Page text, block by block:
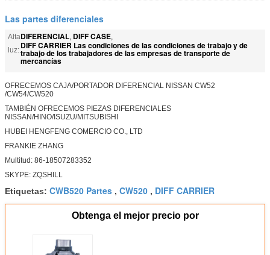
Las partes diferenciales
Alta
luz:
DIFERENCIAL, DIFF CASE,
DIFF CARRIER Las condiciones de las condiciones de trabajo y de
trabajo de los trabajadores de las empresas de transporte de
mercancías
OFRECEMOS CAJA/PORTADOR DIFERENCIAL NISSAN CW52
/CW54/CW520
TAMBIÉN OFRECEMOS PIEZAS DIFERENCIALES
NISSAN/HINO/ISUZU/MITSUBISHI
HUBEI HENGFENG COMERCIO CO., LTD
FRANKIE ZHANG
Multitud: 86-18507283352
SKYPE: ZQSHILL
Etiquetas: CWB520 Partes , CW520 , DIFF CARRIER
Obtenga el mejor precio por